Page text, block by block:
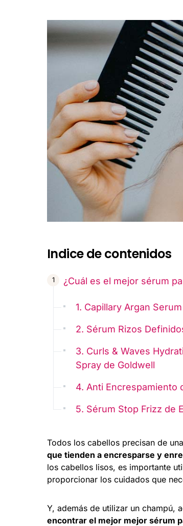
Indice de contenidos
¿Cuál es el mejor sérum
1. Capillary Argan
2. Sérum Rizos
3. Curls & Waves
Spray de Goldwell
4. Anti Encrespamiento
5. Sérum Stop Frizz de
Todos los cabellos precisan de
que tienden a encresparse y
los cabellos lisos, es importante
proporcionar los cuidados que
Y, además de utilizar un champú,
encontrar el mejor mejor sérum